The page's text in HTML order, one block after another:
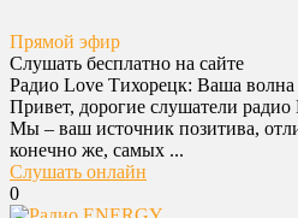
Прямой эфир
Слушать бесплатно на сайте
Радио Love Тихорецк: Ваша
Привет, дорогие слушатели
Мы – ваш источник позитива,
конечно же, самых ...
Слушать онлайн
0